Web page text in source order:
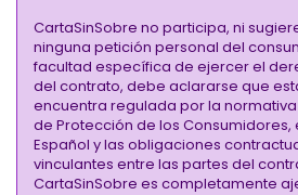
CartaSinSobre no participa, ni
ninguna petición personal del
facultad específica de ejercer el
del contrato, debe aclararse que
encuentra regulada por la
de Protección de los Consumidores,
Español y las obligaciones
vinculantes entre las partes del
CartaSinSobre es completamente